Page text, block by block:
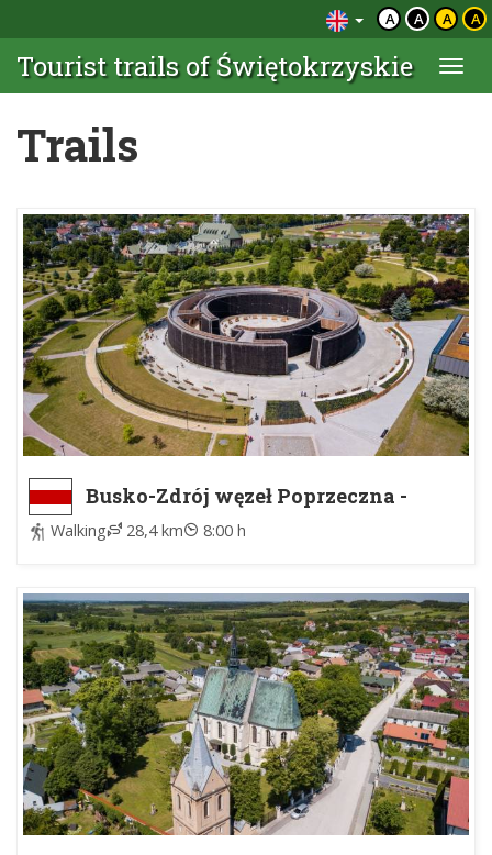
A A A A
Tourist trails of Świętokrzyskie
Trails
Busko-Zdrój węzeł Poprzeczna -
Solec-Zdrój kościół
Walking 28,4 km 8:00 h